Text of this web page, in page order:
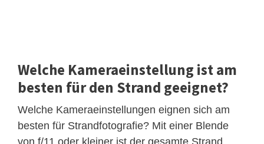
Welche Kameraeinstellung ist am
besten für den Strand geeignet?
Welche Kameraeinstellungen eignen sich am
besten für Strandfotografie? Mit einer Blende